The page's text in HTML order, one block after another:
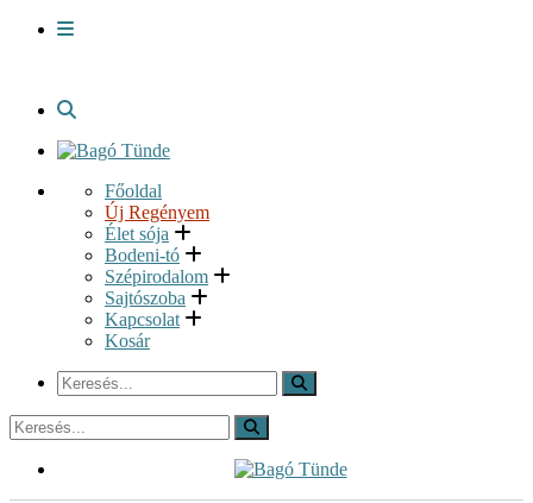
Főoldal
Új Regényem
Élet sója
Bodeni-tó
Szépirodalom
Sajtószoba
Kapcsolat
Kosár